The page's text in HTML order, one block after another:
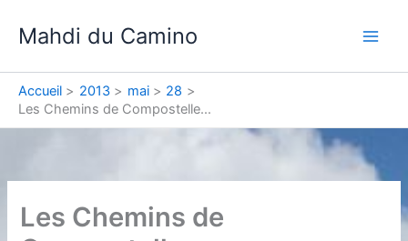
Mahdi du Camino
Accueil 2013 mai
28
Les Chemins de Compostelle…
Les Chemins de